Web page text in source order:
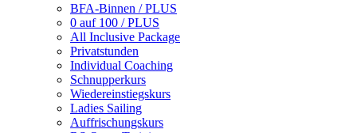
BFA-Binnen / PLUS
0 auf 100 / PLUS
All Inclusive Package
Privatstunden
Individual Coaching
Schnupperkurs
Wiedereinstiegskurs
Ladies Sailing
Auffrischungskurs